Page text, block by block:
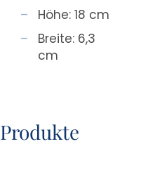
Höhe: 18 cm
Breite: 6,3
cm